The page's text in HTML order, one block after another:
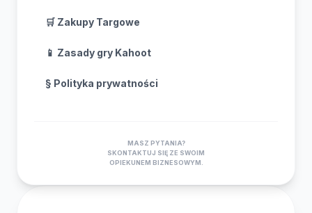
🛒 Zakupy Targowe
📱 Zasady gry Kahoot
§ Polityka prywatności
MASZ PYTANIA?
SKONTAKTUJ SIĘ ZE SWOIM
OPIEKUNEM BIZNESOWYM.